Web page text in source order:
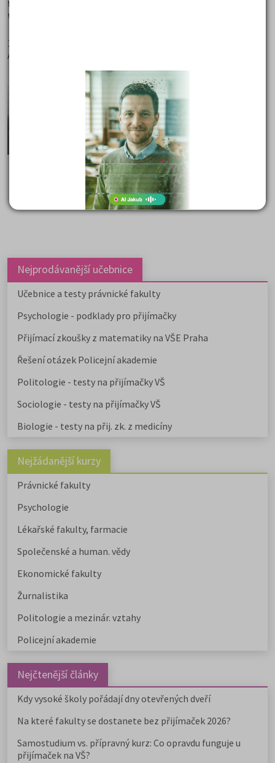
finanční a správní, jsme přesvědčeni, že jste rozhodli pro
tu správnou životní investici.
17.2.2009
Autor: Jiří Kadlec
Nejprodávanější učebnice
Učebnice a testy právnické fakulty
Psychologie - podklady pro přijímačky
Přijímací zkoušky z matematiky na VŠE Praha
Řešení otázek Policejní akademie
Politologie - testy na přijímačky VŠ
Sociologie - testy na přijímačky VŠ
Biologie - testy na přij. zk. z medicíny
Nejžádanější kurzy
Právnické fakulty
Psychologie
Lékařské fakulty, farmacie
Společenské a human. vědy
Ekonomické fakulty
Žurnalistika
Politologie a mezinár. vztahy
Policejní akademie
Nejčtenější články
Kdy vysoké školy pořádají dny otevřených dveří
Na které fakulty se dostanete bez přijímaček 2026?
Samostudium vs. přípravný kurz: Co opravdu funguje u
přijímaček na VŠ?